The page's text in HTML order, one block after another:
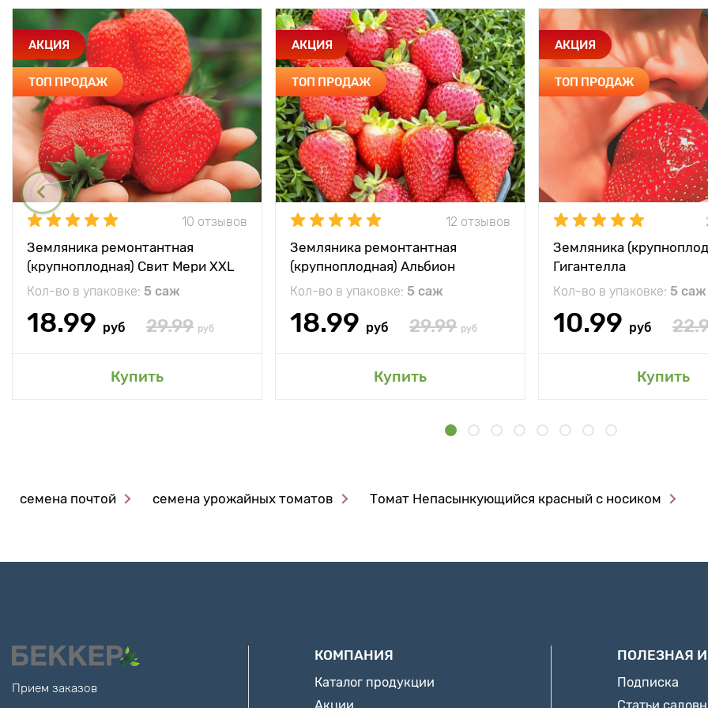
АКЦИЯ
ТОП ПРОДАЖ
10 отзывов
Земляника ремонтантная
(крупноплодная) Свит Мери XXL
Кол-во в упаковке: 5 саж
18.99 руб 29.99 руб
Купить
АКЦИЯ
ТОП ПРОДАЖ
12 отзывов
Земляника ремонтантная
(крупноплодная) Альбион
Кол-во в упаковке: 5 саж
18.99 руб 29.99 руб
Купить
АКЦИЯ
ТОП ПРОДАЖ
Земляника
Гигантелла
Кол-во в упаковке: 5 саж
10.99 руб
Купить
семена почтой семена урожайных томатов Томат Непасынкующийся красный с носиком
Прием заказов
КОМПАНИЯ
Каталог продукции
ПОЛЕЗНАЯ
Подписка